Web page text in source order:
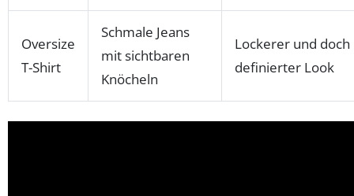
Oversize
T-Shirt
Schmale Jeans
mit sichtbaren
Knöcheln
Lockerer und doch
definierter Look